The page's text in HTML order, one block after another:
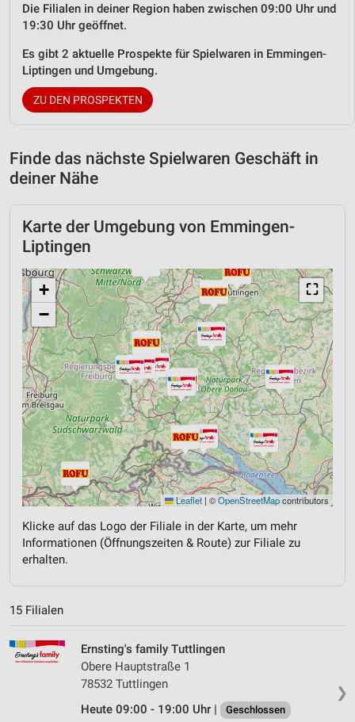
Die Filialen in deiner Region haben zwischen 09:00 Uhr und
19:30 Uhr geöffnet.
Es gibt 2 aktuelle Prospekte für Spielwaren in Emmingen-
Liptingen und Umgebung.
ZU DEN PROSPEKTEN
Finde das nächste Spielwaren Geschäft in
deiner Nähe
Karte der Umgebung von Emmingen-
Liptingen
⛶
+
−
Leaflet | ©OpenStreetMapcontributors
Klicke auf das Logo der Filiale in der Karte, um mehr
Informationen (Öffnungszeiten & Route) zur Filiale zu
erhalten.
15 Filialen
❯
Ernsting's family Tuttlingen
Obere Hauptstraße 1
78532 Tuttlingen
Heute 09:00 - 19:00 Uhr |
Geschlossen